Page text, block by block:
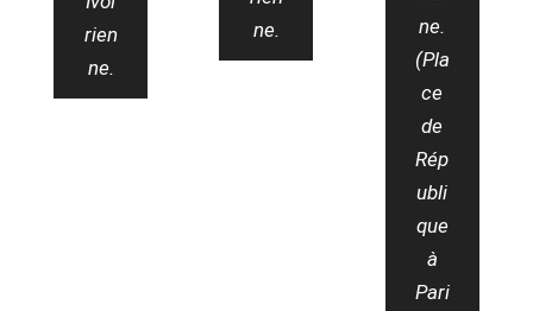
rien
ne.
ne.
ne.
(Pla
ce
de
Rép
ubli
que
à
Pari